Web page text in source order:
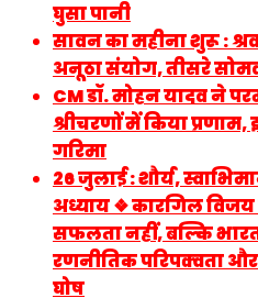
घुसा पानी
सावन का महीना शुरू :
अनूठा संयोग, तीसरे
CM डॉ. मोहन यादव ने
श्रीचरणों में किया
गरिमा
26 जुलाई : शौर्य,
अध्याय ❖ कारगिल
सफलता नहीं, बल्कि भारत
रणनीतिक परिपक्वता
घोष